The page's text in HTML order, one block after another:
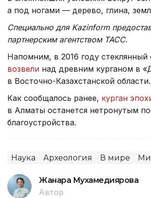
а под ногами — дерево, глина,
Специально для Kazinform
партнерским агентством ТАСС.
Напомним, в 2016 году стеклянный
возвели над древним курганом в
в Восточно-Казахстанской области.
Как сообщалось ранее, курган
в Алматы останется нетронутым
благоустройства.
Наука Археология В мире
Жанара Мухамедиярова
Автор